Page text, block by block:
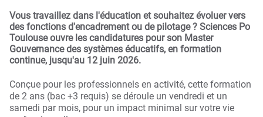
Vous travaillez dans l'éducation et souhaitez évoluer vers
des fonctions d'encadrement ou de pilotage ? Sciences Po
Toulouse ouvre les candidatures pour son Master
Gouvernance des systèmes éducatifs, en formation
continue, jusqu'au 12 juin 2026.
Conçue pour les professionnels en activité, cette formation
de 2 ans (bac +3 requis) se déroule un vendredi et un
samedi par mois, pour un impact minimal sur votre vie